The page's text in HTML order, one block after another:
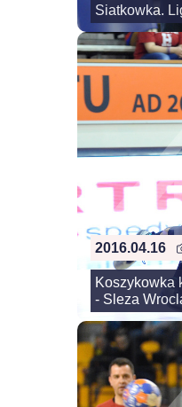
Siatkowka.
2016.04.16
Koszykowka
- Sleza